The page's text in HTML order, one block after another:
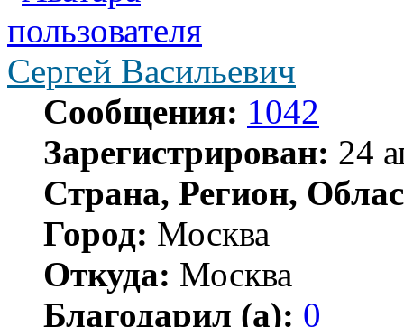
Сергей Васильевич
Сообщения: 1042
Зарегистрирован: 24
Страна, Регион,
Город: Москва
Откуда: Москва
Благодарил (а): 0